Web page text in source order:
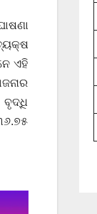
ଏହି
ବୃଦ୍ଧି